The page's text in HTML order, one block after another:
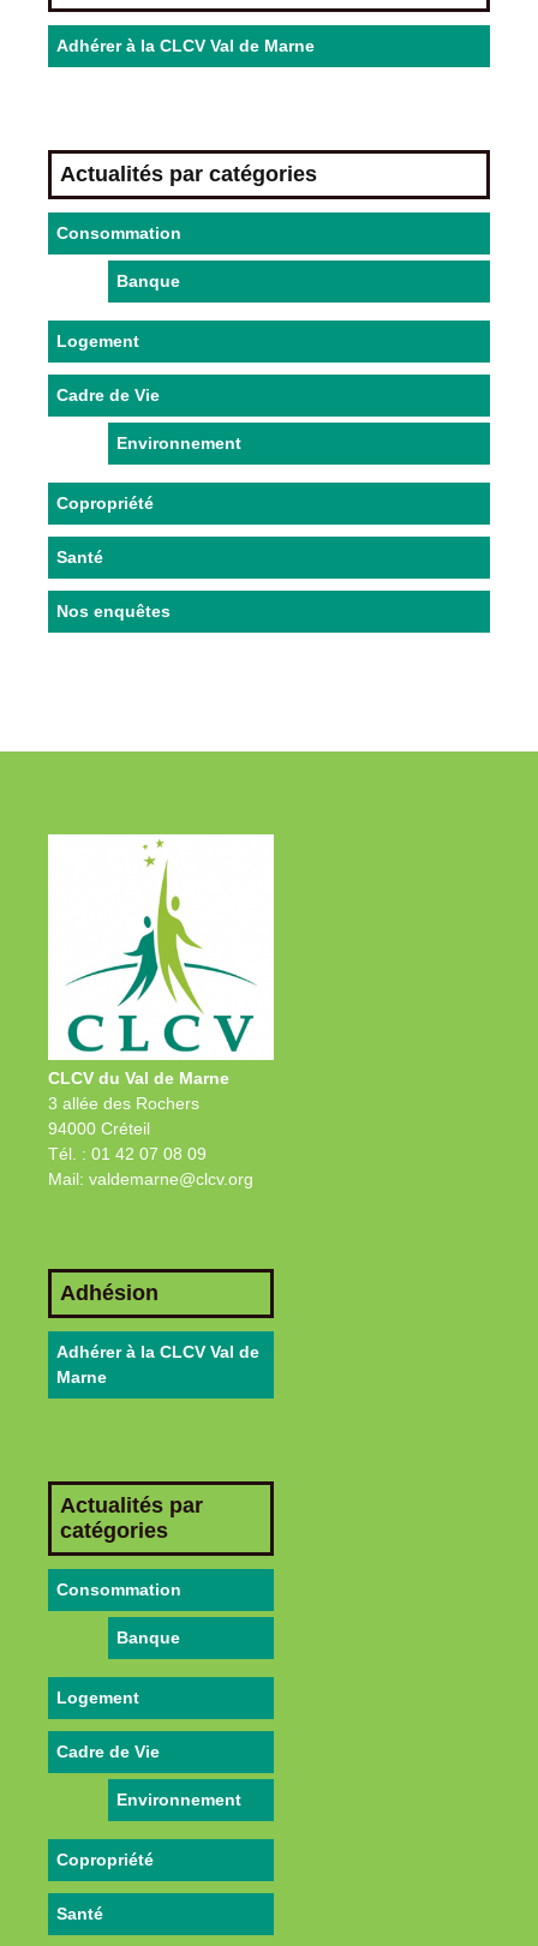
Adhérer à la CLCV Val de Marne
Actualités par catégories
Consommation
Banque
Logement
Cadre de Vie
Environnement
Copropriété
Santé
Nos enquêtes
CLCV du Val de Marne
3 allée des Rochers
94000 Créteil
Tél. : 01 42 07 08 09
Mail: valdemarne@clcv.org
Adhésion
Adhérer à la CLCV Val de
Marne
Actualités par
catégories
Consommation
Banque
Logement
Cadre de Vie
Environnement
Copropriété
Santé